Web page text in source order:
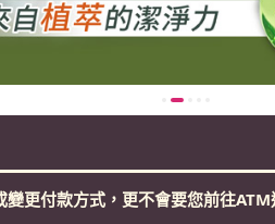
更付款方式，更不會要您前往